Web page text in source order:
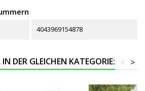
4043969154878
DER GLEICHEN KATEGORIE: >
<